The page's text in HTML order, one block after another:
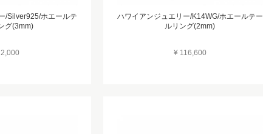
/Silver925/ホエールテ
グ(3mm)
ハワイアンジュエリー/K14WG/ホエールテー
ルリング(2mm)
¥ 116,600